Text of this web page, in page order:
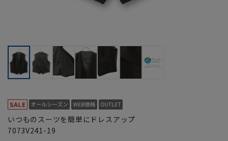
いつものスーツを簡単にドレスアップ
7073V241-19